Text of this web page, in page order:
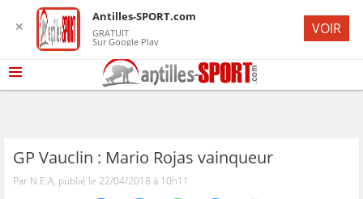
GP Vauclin : Mario Rojas vainqueur
Par N.E.A, publié le 22/04/2018 à 10h11
✕
Antilles-SPORT.com
GRATUIT
Sur Google Play
VOIR